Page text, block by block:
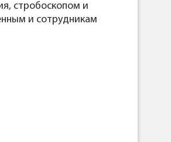
стробоскопом и
и сотрудникам